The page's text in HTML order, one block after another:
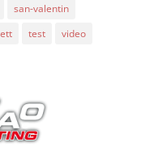
san-valentin
test video